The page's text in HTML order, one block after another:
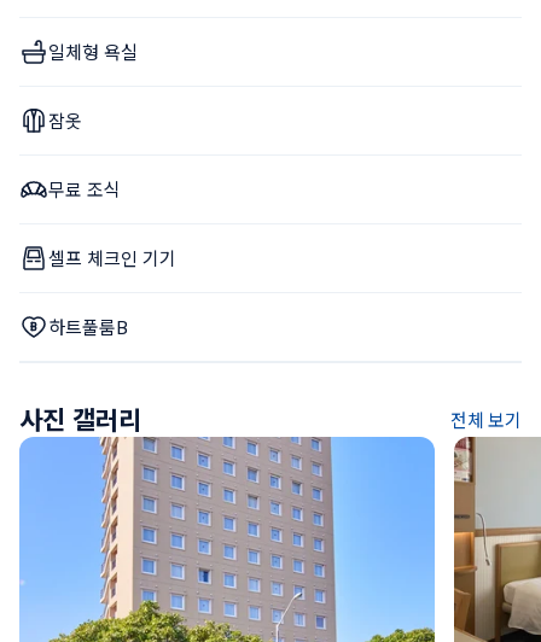
일체형 욕실
잠옷
무료 조식
셀프 체크인 기기
하트풀룸B
사진 갤러리 전체 보기